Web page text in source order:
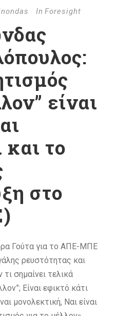
In Foresight
είναι
και το
στο
Γούτα για το ΑΠΕ-ΜΠΕ
ρευστότητας και
σημαίνει τελικά
Είναι εφικτό κάτι
μονολεκτική, Ναι είναι